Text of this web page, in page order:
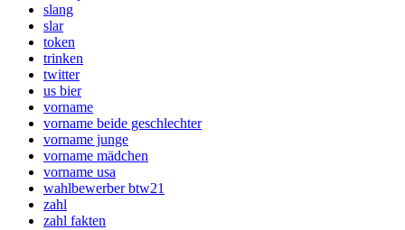
slang
slar
token
trinken
twitter
us bier
vorname
vorname beide geschlechter
vorname junge
vorname mädchen
vorname usa
wahlbewerber btw21
zahl
zahl fakten